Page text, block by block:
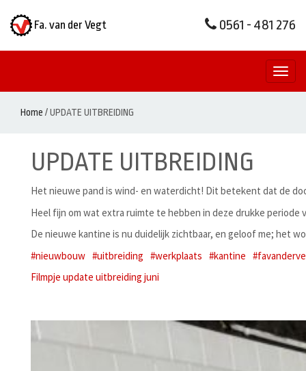
Fa. van der Vegt 0561 - 481 276
Home /UPDATE UITBREIDING
UPDATE UITBREIDING
Het nieuwe pand is wind- en waterdicht! Dit betekent dat de
Heel fijn om wat extra ruimte te hebben in deze drukke periode
De nieuwe kantine is nu duidelijk zichtbaar, en geloof me; het
#nieuwbouw #uitbreiding #werkplaats #kantine
Filmpje update uitbreiding juni